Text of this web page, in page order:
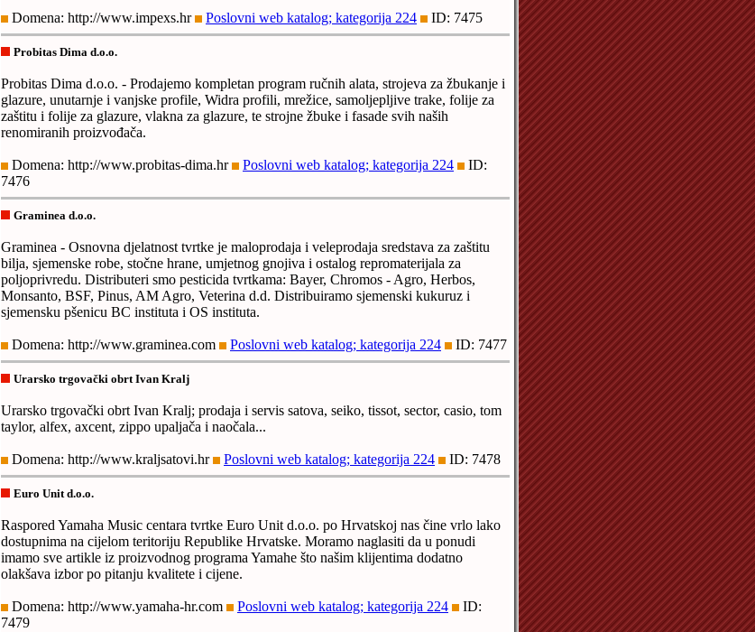
Domena: http://www.impexs.hr Poslovni web katalog; kategorija 224 ID: 7475
Probitas Dima d.o.o.
Probitas Dima d.o.o. - Prodajemo kompletan program ručnih alata, strojeva za žbukanje i
glazure, unutarnje i vanjske profile, Widra profili, mrežice, samoljepljive trake, folije za
zaštitu i folije za glazure, vlakna za glazure, te strojne žbuke i fasade svih naših
renomiranih proizvođača.
Domena: http://www.probitas-dima.hr Poslovni web katalog; kategorija 224
ID:
7476
Graminea d.o.o.
Graminea - Osnovna djelatnost tvrtke je maloprodaja i veleprodaja sredstava za zaštitu
bilja, sjemenske robe, stočne hrane, umjetnog gnojiva i ostalog repromaterijala za
poljoprivredu. Distributeri smo pesticida tvrtkama: Bayer, Chromos - Agro, Herbos,
Monsanto, BSF, Pinus, AM Agro, Veterina d.d. Distribuiramo sjemenski kukuruz i
sjemensku pšenicu BC instituta i OS instituta.
Domena: http://www.graminea.com Poslovni web katalog; kategorija 224 ID: 7477
Urarsko trgovački obrt Ivan Kralj
Urarsko trgovački obrt Ivan Kralj; prodaja i servis satova, seiko, tissot, sector, casio, tom
taylor, alfex, axcent, zippo upaljača i naočala...
Domena: http://www.kraljsatovi.hr Poslovni web katalog; kategorija 224 ID: 7478
Euro Unit d.o.o.
Raspored Yamaha Music centara tvrtke Euro Unit d.o.o. po Hrvatskoj nas čine vrlo lako
dostupnima na cijelom teritoriju Republike Hrvatske. Moramo naglasiti da u ponudi
imamo sve artikle iz proizvodnog programa Yamahe što našim klijentima dodatno
olakšava izbor po pitanju kvalitete i cijene.
Domena: http://www.yamaha-hr.com Poslovni web katalog; kategorija 224
ID:
7479